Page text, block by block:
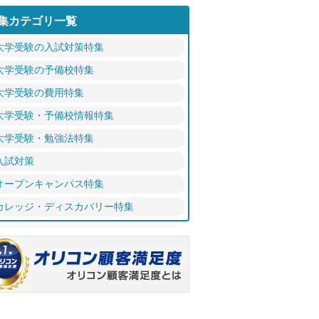
カテゴリ一覧
学受験の入試対策特集
学受験の予備校特集
学受験の費用特集
学受験・予備校情報特集
学受験・勉強法特集
試対策
ープンキャンパス特集
レッジ・ディスカバリー特集